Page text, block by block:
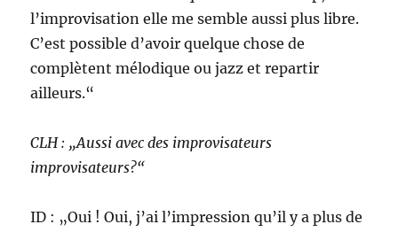
l’improvisation elle me semble aussi plus libre.
C’est possible d’avoir quelque chose de
complètent mélodique ou jazz et repartir
ailleurs.“
CLH : „Aussi avec des improvisateurs
improvisateurs?“
ID : „Oui ! Oui, j’ai l’impression qu’il y a plus de